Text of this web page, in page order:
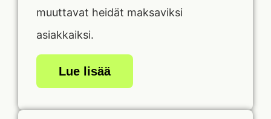
muuttavat heidät maksaviksi
asiakkaiksi.
Lue lisää